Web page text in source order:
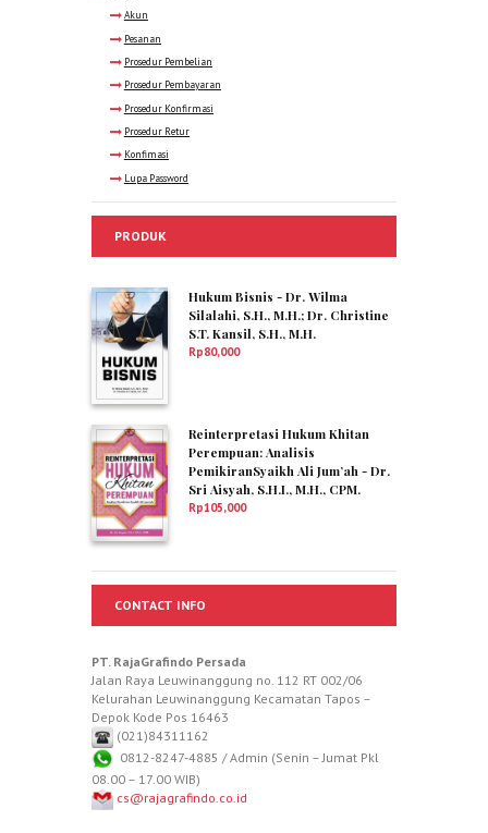
Akun
Pesanan
Prosedur Pembelian
Prosedur Pembayaran
Prosedur Konfirmasi
Prosedur Retur
Konfimasi
Lupa Password
PRODUK
Hukum Bisnis - Dr. Wilma
Silalahi, S.H., M.H.; Dr. Christine
S.T. Kansil, S.H., M.H.
Rp80,000
Reinterpretasi Hukum Khitan
Perempuan: Analisis
PemikiranSyaikh Ali Jum’ah - Dr.
Sri Aisyah, S.H.I., M.H., CPM.
Rp105,000
CONTACT INFO
PT. RajaGrafindo Persada
Jalan Raya Leuwinanggung no. 112 RT 002/06
Kelurahan Leuwinanggung Kecamatan Tapos –
Depok Kode Pos 16463
(021)84311162
0812-8247-4885 / Admin (Senin – Jumat Pkl
08.00 – 17.00 WIB)
cs@rajagrafindo.co.id